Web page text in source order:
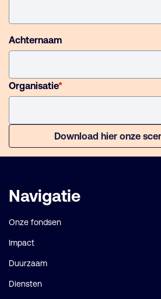
Achternaam
Organisatie*
Download hier onze
Belangrijke
links
Navigatie
Onze fondsen
Impact
Duurzaam
Diensten